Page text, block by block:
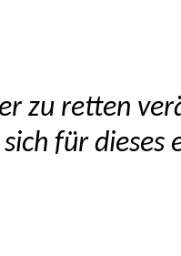
zu retten
für dieses